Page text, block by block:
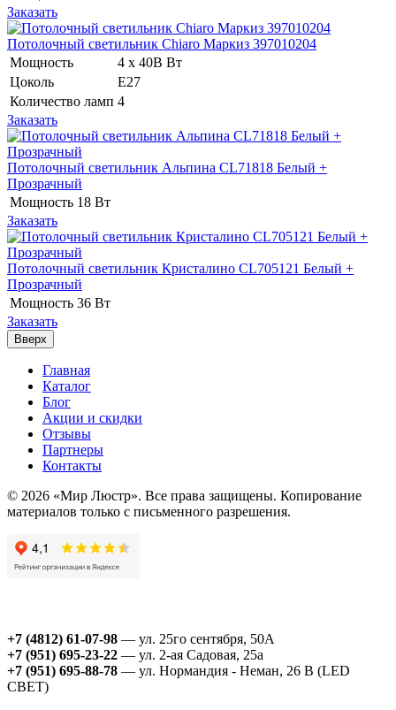
Заказать
Потолочный светильник Chiaro Маркиз 397010204
Мощность
4 x 40В Вт
Цоколь
E27
Количество ламп 4
Заказать
Потолочный светильник Альпина CL71818 Белый +
Прозрачный
Мощность 18 Вт
Заказать
Потолочный светильник Кристалино CL705121 Белый +
Прозрачный
Мощность 36 Вт
Заказать
Вверх
Главная
Каталог
Блог
Акции и скидки
Отзывы
Партнеры
Контакты
© 2026 «Мир Люстр». Все права защищены. Копирование
материалов только с письменного разрешения.
+7 (4812) 61-07-98 — ул. 25го сентября, 50А
+7 (951) 695-23-22 — ул. 2-ая Садовая, 25а
+7 (951) 695-88-78 — ул. Нормандия - Неман, 26 В (LED
СВЕТ)